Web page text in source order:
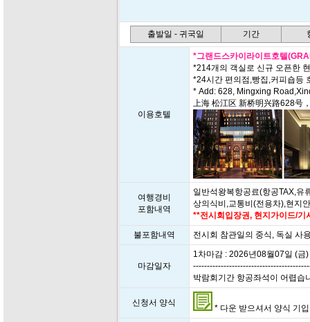
출발일 - 귀국일 기간
이용호텔
*그랜드스카이라이트호텔
*214개의 객실로 신규 오픈한
*24시간 편의점,빵집,커피숍등
* Add: 628, Mingxing
上海 松江区 新桥明兴路628
여행경비
포함내역
일반석왕복항공료(항공TAX,유
상의식비,교통비(전용차),현지
**전시회입장권, 현지가이드/기
불포함내역
전시회 참관일의 중식, 독실 사
마감일자
1차마감 : 2026년08월07일 (금)
박람회기간 항공좌석이 어렵
신청서 양식
* 다운 받으셔서 양식 기